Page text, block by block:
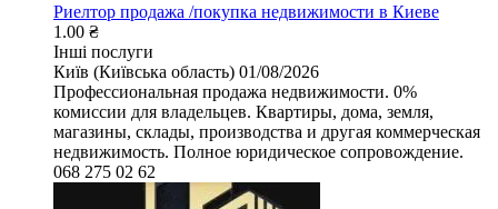
Риелтор продажа /покупка недвижимости в Киеве
1.00 ₴
Інші послуги
Київ (Київська область) 01/08/2026
Профессиональная продажа недвижимости. 0%
комиссии для владельцев. Квартиры, дома, земля,
магазины, склады, производства и другая коммерческая
недвижимость. Полное юридическое сопровождение.
068 275 02 62